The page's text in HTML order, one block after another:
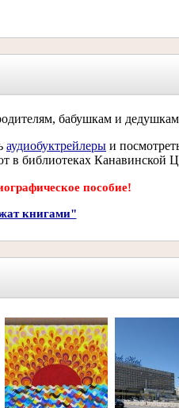
бабушкам и
аудиобуктрейлеры и
в библиотеках Канавинской
пособие!
книгами"